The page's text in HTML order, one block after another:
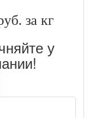
за кг
у